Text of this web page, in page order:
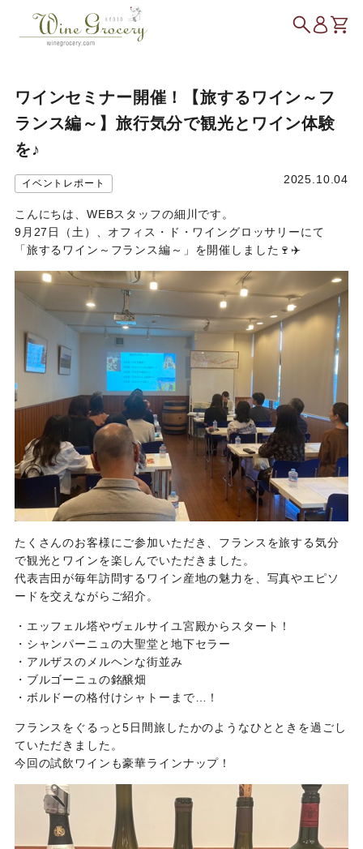
ワインセミナー開催！【旅するワイン～フ
ランス編～】旅行気分で観光とワイン体験
を♪
イベントレポート 2025.10.04
こんにちは、WEBスタッフの細川です。
9月27日（土）、オフィス・ド・ワイングロッサリーにて
「旅するワイン～フランス編～」を開催しました🍷✈️
たくさんのお客様にご参加いただき、フランスを旅する気分
で観光とワインを楽しんでいただきました。
代表吉田が毎年訪問するワイン産地の魅力を、写真やエピソ
ードを交えながらご紹介。
・エッフェル塔やヴェルサイユ宮殿からスタート！
・シャンパーニュの大聖堂と地下セラー
・アルザスのメルヘンな街並み
・ブルゴーニュの銘醸畑
・ボルドーの格付けシャトーまで…！
フランスをぐるっと5日間旅したかのようなひとときを過ごし
ていただきました。
今回の試飲ワインも豪華ラインナップ！